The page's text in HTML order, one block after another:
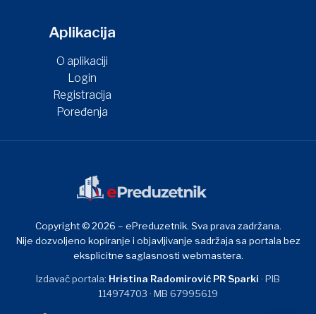
Aplikacija
O aplikaciji
Login
Registracija
Poređenja
Copyright © 2026 – ePreduzetnik. Sva prava zadržana.
Nije dozvoljeno kopiranje i objavljivanje sadržaja sa portala bez
eksplicitne saglasnosti webmastera.
Izdavač portala: Hristina Radomirović PR Sparki · PIB
114974703 · MB 67995619